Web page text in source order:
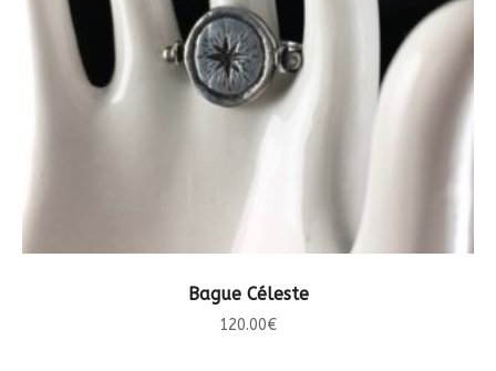
CHOIX DES OPTIONS
Bague Céleste
120.00€